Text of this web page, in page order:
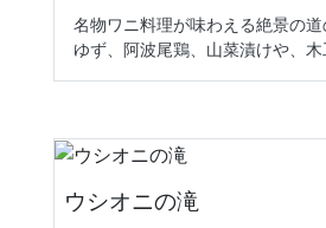
名物ワニ料理が味わえる絶景の
ゆず、阿波尾鶏、山菜漬けや、木
ウシオニの滝